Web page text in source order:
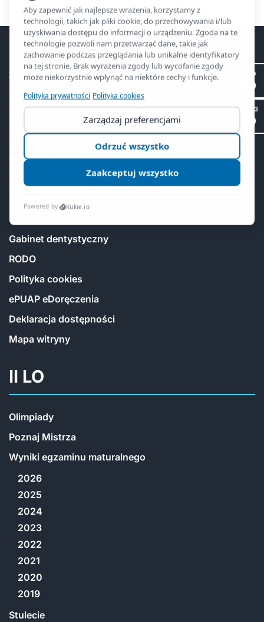
ZSO2
Biblioteka
Informacje i regulamin
Biblioteka online
e-legitymacja
mLegitymacja
Obiady
Ubezpieczenia
Gabinet dentystyczny
RODO
Polityka cookies
ePUAP eDoręczenia
Deklaracja dostępności
Mapa witryny
II LO
Olimpiady
Poznaj Mistrza
Wyniki egzaminu maturalnego
2026
2025
2024
2023
2022
2021
2020
2019
Stulecie
II LO
SP 53